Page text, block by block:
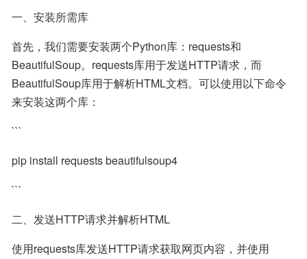
一、安装所需库
首先，我们需要安装两个Python库：requests和
BeautifulSoup。requests库用于发送HTTP请求，而
BeautifulSoup库用于解析HTML文档。可以使用以下命令
来安装这两个库：
```
pip install requests beautifulsoup4
```
二、发送HTTP请求并解析HTML
使用requests库发送HTTP请求获取网页内容，并使用